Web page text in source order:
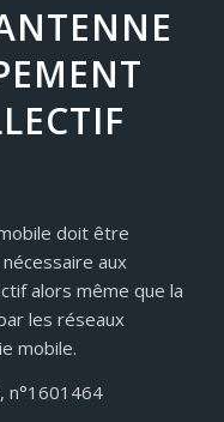
doit être
aux
alors même que la
les réseaux
mobile.
n°1601464